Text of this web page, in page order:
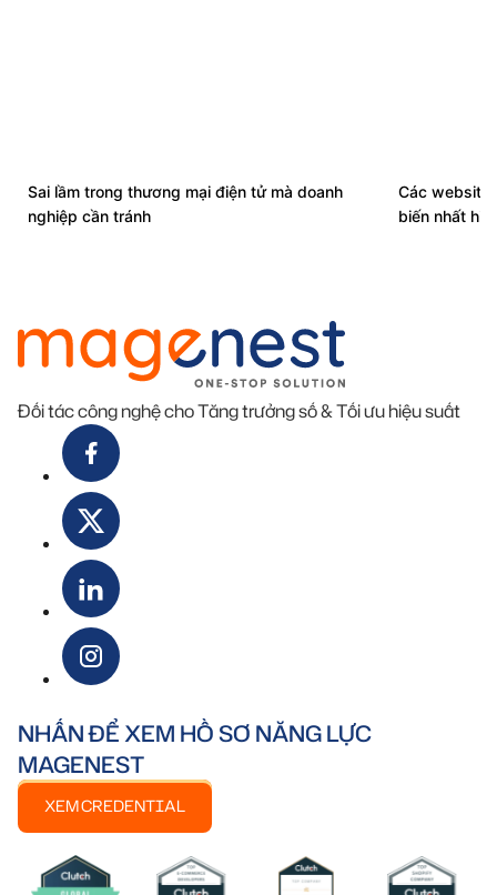
Sai lầm trong thương mại điện tử mà doanh
nghiệp cần tránh
Các website
biến nhất
Đối tác công nghệ cho Tăng trưởng số & Tối ưu hiệu suất
NHẤN ĐỂ XEM HỒ SƠ NĂNG LỰC
MAGENEST
XEM CREDENTIAL